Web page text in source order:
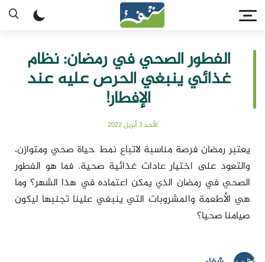
الفطور الصحي في رمضان: نظام
غذائي ينبغي الحرص عليه عند
الإفطار!
الأحد 3 أبريل 2022
يعتبر رمضان فرصة مناسبة لاتباع نمط حياة صحي ومتوازن،
والتعود على اختيار عادات غذائية صحية. فما هو الفطور
الصحي في رمضان الذي يمكن اعتماده في هذا الشهر؟ وما
هي الأطعمة والمشروبات التي ينبغي علينا تجنبها ليكون
صيامنا صحيا؟